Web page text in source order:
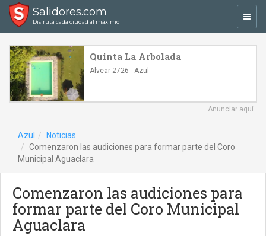
Salidores.com
Disfrutá cada ciudad al máximo
Quinta La Arbolada
Alvear 2726 - Azul
Anunciar aquí
Azul
Noticias
Comenzaron las audiciones para formar parte del Coro
Municipal Aguaclara
Comenzaron las audiciones para
formar parte del Coro Municipal
Aguaclara